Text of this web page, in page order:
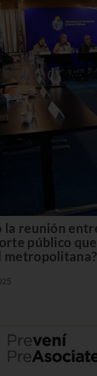
la reunión
público
metropolitana?